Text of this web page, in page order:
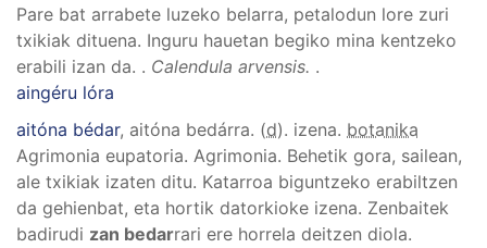
Pare bat arrabete luzeko belarra, petalodun lore zuri
txikiak dituena. Inguru hauetan begiko mina kentzeko
erabili izan da. . Calendula arvensis. .
aingéru lóra
aitóna bédar, aitóna bedárra. (d). izena. botanika
Agrimonia eupatoria. Agrimonia. Behetik gora, sailean,
ale txikiak izaten ditu. Katarroa biguntzeko erabiltzen
da gehienbat, eta hortik datorkioke izena. Zenbaitek
badirudi zan bedarrari ere horrela deitzen diola.